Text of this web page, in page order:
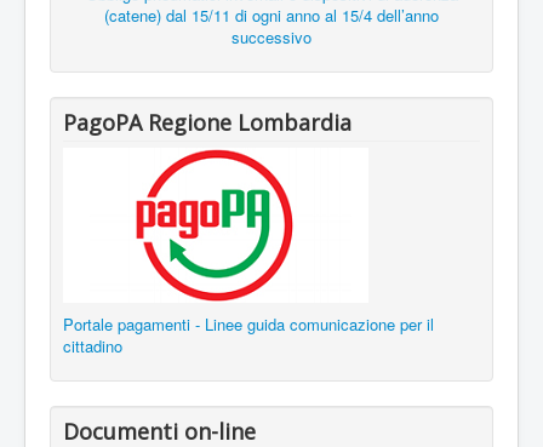
(catene) dal 15/11 di ogni anno al 15/4 dell’anno
successivo
PagoPA Regione Lombardia
Portale pagamenti - Linee guida comunicazione per il
cittadino
Documenti on-line